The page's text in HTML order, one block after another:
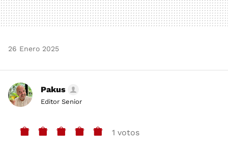
26 Enero 2025
Pakus
Editor Senior
1 votos